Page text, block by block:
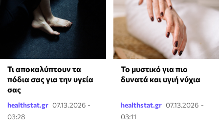
Τι αποκαλύπτουν τα
πόδια σας για την υγεία
σας
healthstat.gr 07.13.2026 -
03:28
Το μυστικό για πιο
δυνατά και υγιή νύχια
healthstat.gr 07.13.2026 -
03:11